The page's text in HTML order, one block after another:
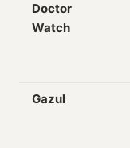
Doctor
Watch
Gazul